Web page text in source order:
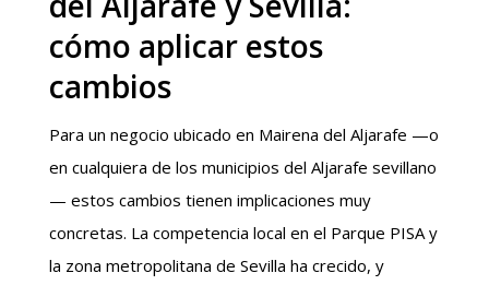
cómo aplicar estos
cambios
Para un negocio ubicado en Mairena del Aljarafe —o
en cualquiera de los municipios del Aljarafe sevillano
— estos cambios tienen implicaciones muy
concretas. La competencia local en el Parque PISA y
la zona metropolitana de Sevilla ha crecido, y